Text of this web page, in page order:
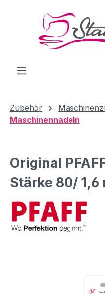
Zum Hauptinhalt springen
Zubehör
Maschinennadeln
Original
Stärke 80/ 1,6